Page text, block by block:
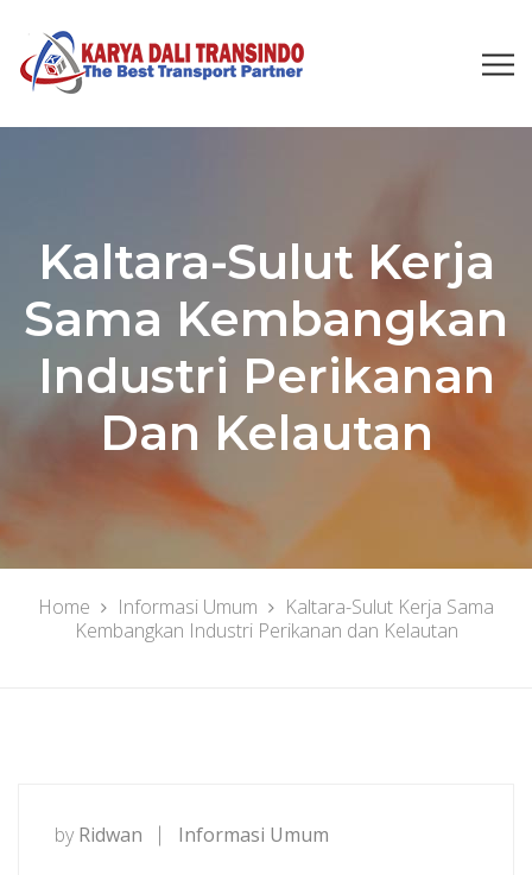
Kaltara-Sulut Kerja
Sama Kembangkan
Industri Perikanan
Dan Kelautan
Home Informasi Umum
Kaltara-Sulut Kerja Sama
Kembangkan Industri Perikanan dan Kelautan
by Ridwan Informasi Umum